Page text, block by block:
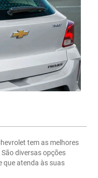
tem as melhores
diversas opções
que atenda às suas